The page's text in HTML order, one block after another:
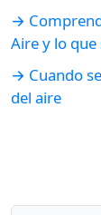
→
Aire y lo
→ Cuando
del aire